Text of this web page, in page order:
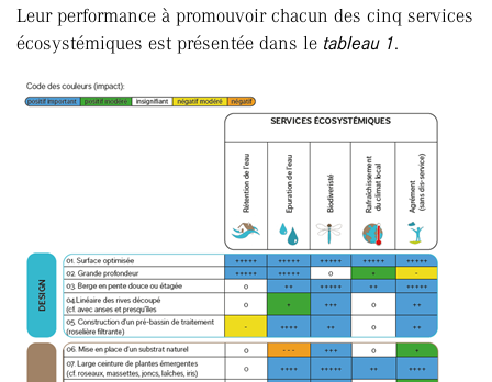
Leur performance à promouvoir chacun des cinq services
écosystémiques est présentée dans le tableau 1.